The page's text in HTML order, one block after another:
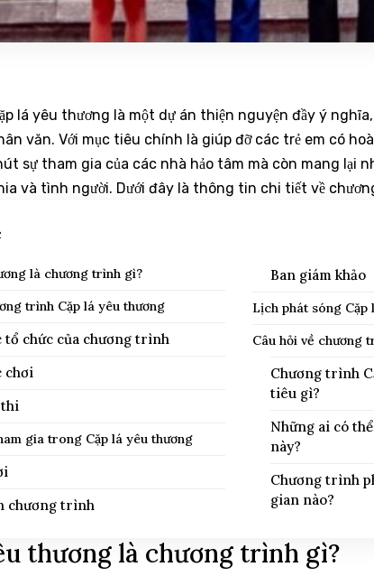
lá yêu thương là một dự án thiện nguyện đầy ý
văn. Với mục tiêu chính là giúp đỡ các trẻ em có
sự tham gia của các nhà hảo tâm mà còn mang lại
và tình người. Dưới đây là thông tin chi tiết về
là chương trình gì?
trình Cặp lá yêu thương
tổ chức của chương trình
chơi
gia trong Cặp lá yêu thương
chương trình
Ban giám khảo
Lịch phát sóng Cặp
Câu hỏi về chương
Chương trình
tiêu gì?
Những ai có
này?
Chương trình
gian nào?
thương là chương trình gì?